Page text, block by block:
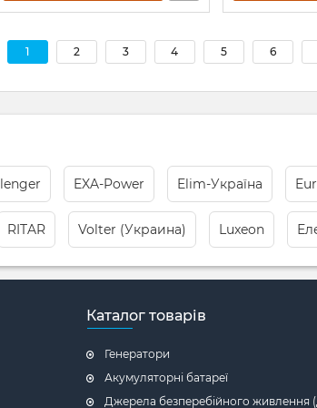
1 2 3 4 5 6
EXA-Power Elim-Україна
RITAR Volter (Украина) Luxeon
Каталог товарів
Генератори
Акумуляторні батареї
Джерела безперебійного живлення